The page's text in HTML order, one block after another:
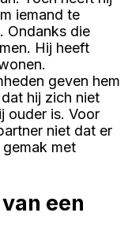
iemand te
Ondanks die
Hij heeft
geven hem
hij zich niet
ouder is. Voor
niet dat er
met
een